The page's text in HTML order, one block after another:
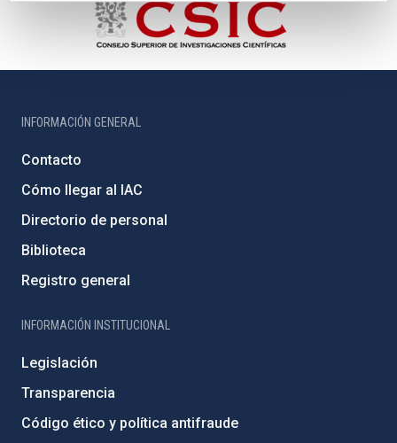
INFORMACIÓN GENERAL
Contacto
Cómo llegar al IAC
Directorio de personal
Biblioteca
Registro general
INFORMACIÓN INSTITUCIONAL
Legislación
Transparencia
Código ético y política antifraude